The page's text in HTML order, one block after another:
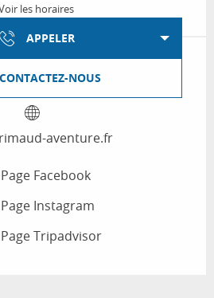
les horaires
APPELER
CONTACTEZ-NOUS
aventure.fr
Page Facebook
Page Instagram
Page Tripadvisor